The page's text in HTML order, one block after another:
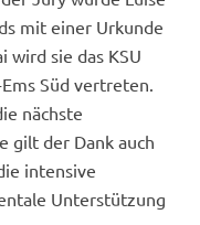
mit einer Urkunde
wird sie das KSU
Süd vertreten.
nächste
gilt der Dank auch
intensive
Unterstützung